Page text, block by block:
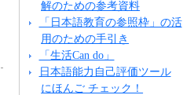
解のための参考資料
「日本語教育の参照枠」の活
用のための手引き
「生活Can do」
日本語能力自己評価ツール
にほんご チェック！